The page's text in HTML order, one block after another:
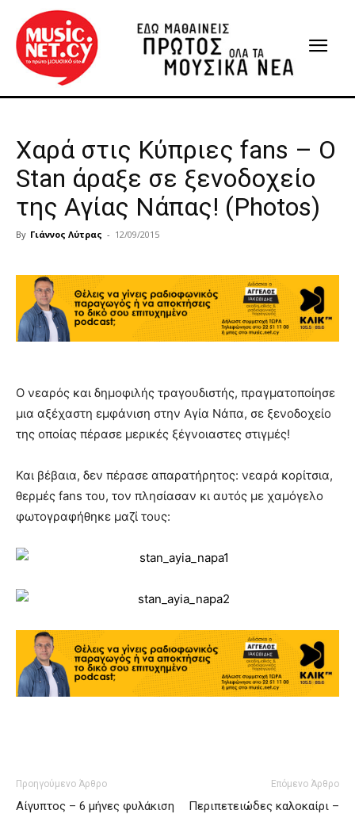
Χαρά στις Κύπριες fans – Ο
Stan άραξε σε ξενοδοχείο
της Αγίας Νάπας! (Photos)
By Γιάννος Λύτρας - 12/09/2015
Ο νεαρός και δημοφιλής τραγουδιστής, πραγματοποίησε
μια αξέχαστη εμφάνιση στην Αγία Νάπα, σε ξενοδοχείο
της οποίας πέρασε μερικές ξέγνοιαστες στιγμές!
Και βέβαια, δεν πέρασε απαρατήρητος: νεαρά κορίτσια,
θερμές fans του, τον πλησίασαν κι αυτός με χαμόγελο
φωτογραφήθηκε μαζί τους:
Προηγούμενο Άρθρο
Αίγυπτος – 6 μήνες φυλάκιση
Επόμενο Άρθρο
Περιπετειώδες καλοκαίρι –